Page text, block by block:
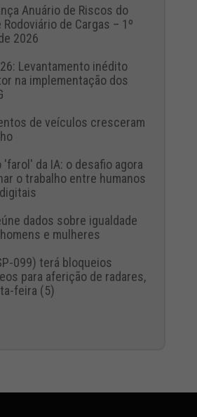
Anuário de Riscos do
de Cargas – 1º
2026
Levantamento inédito
na implementação dos
de veículos cresceram
'farol' da IA: o desafio agora
o trabalho entre humanos
dados sobre igualdade
e mulheres
099) terá bloqueios
para aferição de radares,
feira (5)